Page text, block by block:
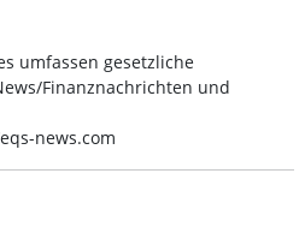
umfassen gesetzliche
Finanznachrichten und
news.com